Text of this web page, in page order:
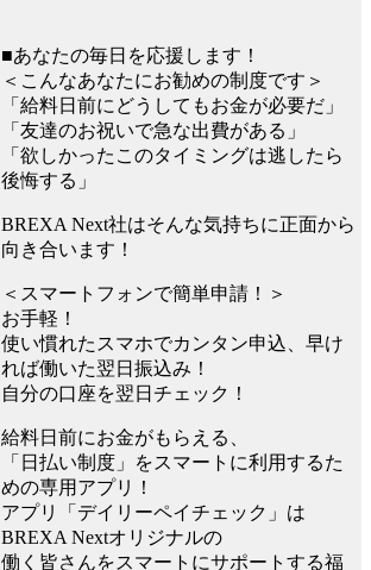
■あなたの毎日を応援します！
＜こんなあなたにお勧めの制度です＞
「給料日前にどうしてもお金が必要だ」
「友達のお祝いで急な出費がある」
「欲しかったこのタイミングは逃したら
後悔する」
BREXA Next社はそんな気持ちに正面から
向き合います！
＜スマートフォンで簡単申請！＞
お手軽！
使い慣れたスマホでカンタン申込、早け
れば働いた翌日振込み！
自分の口座を翌日チェック！
給料日前にお金がもらえる、
「日払い制度」をスマートに利用するた
めの専用アプリ！
アプリ「デイリーペイチェック」は
BREXA Nextオリジナルの
働く皆さんをスマートにサポートする福